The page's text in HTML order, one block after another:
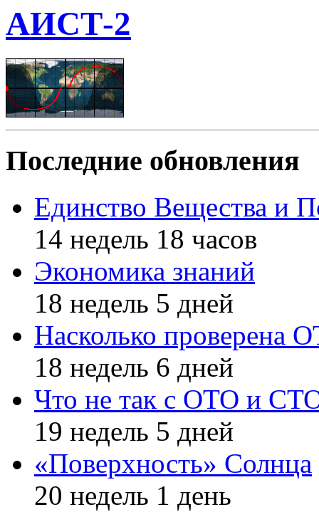
АИСТ-2
Последние обновления
Единство Вещества и
14 недель 18 часов
Экономика знаний
18 недель 5 дней
Насколько проверена
18 недель 6 дней
Что не так с ОТО и
19 недель 5 дней
«Поверхность» Солнца
20 недель 1 день